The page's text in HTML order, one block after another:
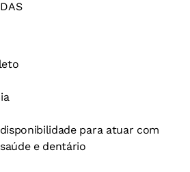
para atuar com
e dentário